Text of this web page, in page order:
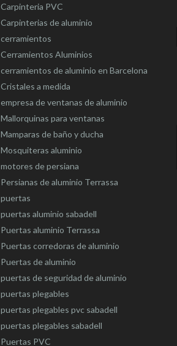
Carpinteria PVC
Carpinterias de aluminio
cerramientos
Cerramientos Aluminios
cerramientos de aluminio en Barcelona
Cristales a medida
empresa de ventanas de aluminio
Mallorquinas para ventanas
Mamparas de baño y ducha
Mosquiteras aluminio
motores de persiana
Persianas de aluminio Terrassa
puertas
puertas aluminio sabadell
Puertas aluminio Terrassa
Puertas corredoras de aluminio
Puertas de aluminio
puertas de seguridad de aluminio
puertas plegables
puertas plegables pvc sabadell
puertas plegables sabadell
Puertas PVC